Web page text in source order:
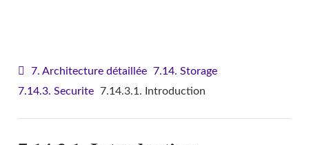
7. Architecture détaillée 7.14. Storage
7.14.3. Securite 7.14.3.1. Introduction